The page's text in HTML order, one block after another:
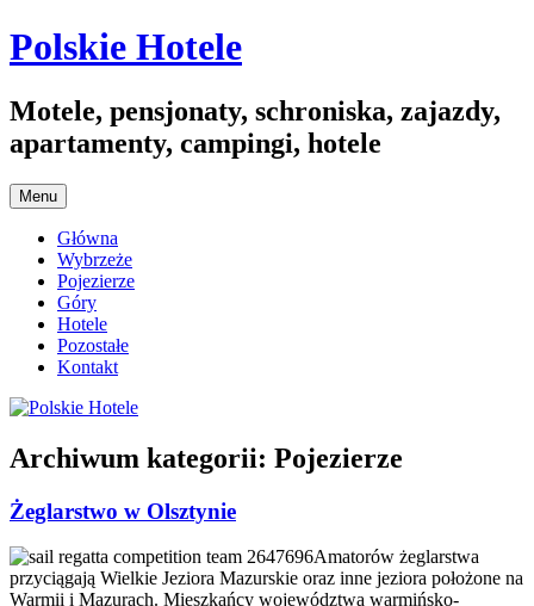
Przejdź
do
Polskie Hotele
Motele, pensjonaty, schroniska, zajazdy,
apartamenty, campingi, hotele
Menu
Główna
Wybrzeże
Pojezierze
Góry
Hotele
Pozostałe
Kontakt
Archiwum kategorii: Pojezierze
Żeglarstwo w Olsztynie
Amatorów żeglarstwa
przyciągają Wielkie Jeziora Mazurskie oraz inne jeziora położone na
Warmii i Mazurach. Mieszkańcy województwa warmińsko-